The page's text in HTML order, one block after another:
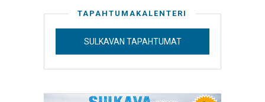
TAPAHTUMAKALENTERI
SULKAVAN TAPAHTUMAT